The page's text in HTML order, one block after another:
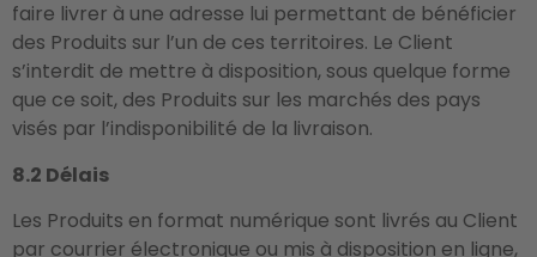
faire livrer à une adresse lui permettant de bénéficier
des Produits sur l’un de ces territoires. Le Client
s’interdit de mettre à disposition, sous quelque forme
que ce soit, des Produits sur les marchés des pays
visés par l’indisponibilité de la livraison.
8.2 Délais
Les Produits en format numérique sont livrés au Client
par courrier électronique ou mis à disposition en ligne,